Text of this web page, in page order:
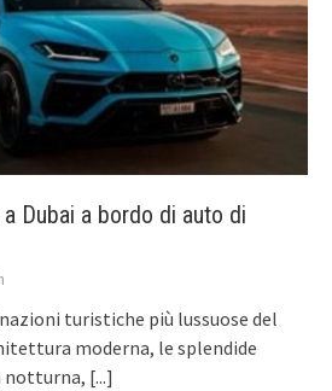
Dubai a bordo di auto di
turistiche più lussuose del
moderna, le splendide
notturna, [...]